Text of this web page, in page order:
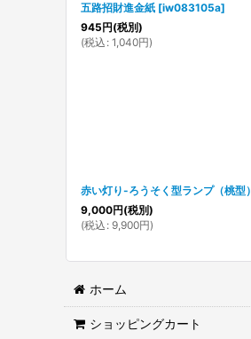
五路招財進金紙 [iw083105a]
945円(税別)
(税込 : 1,040円)
赤い灯り-ろうそく型ランプ（桃型）
9,000円(税別)
(税込 : 9,900円)
ホーム
ショッピングカート